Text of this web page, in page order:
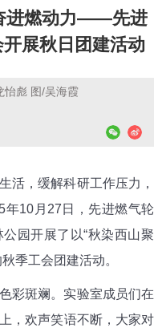
进燃动力——先进
展秋日团建活动
怡彪 图/吴海霞
活，缓解科研工作压力，
年10月27日，先进燃气轮
园开展了以“秋染西山聚
季工会团建活动。
彩斑斓。实验室成员们在
，欢声笑语不断，大家对